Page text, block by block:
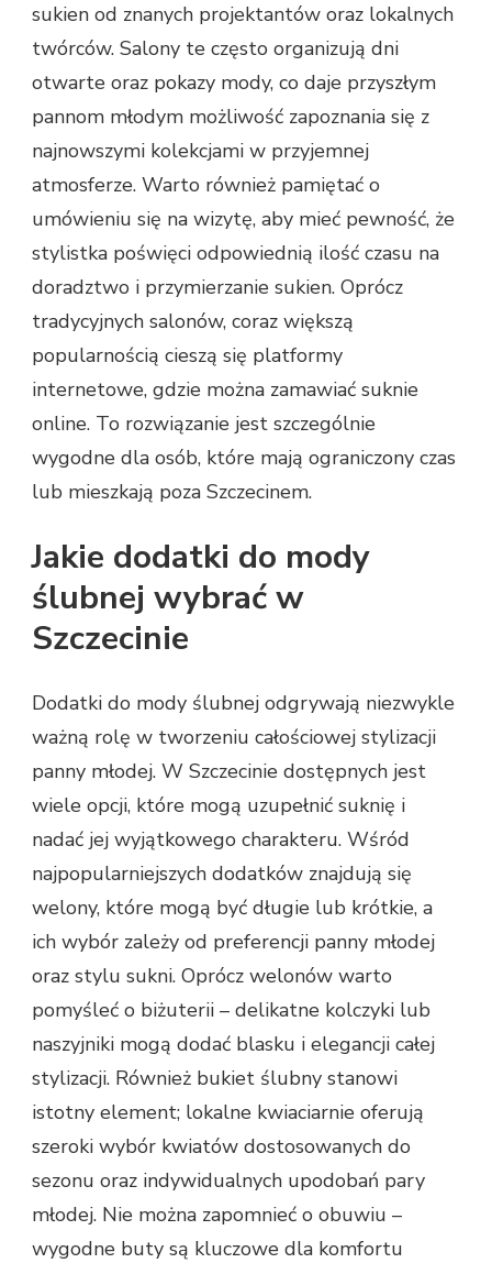
sukien od znanych projektantów oraz lokalnych
twórców. Salony te często organizują dni
otwarte oraz pokazy mody, co daje przyszłym
pannom młodym możliwość zapoznania się z
najnowszymi kolekcjami w przyjemnej
atmosferze. Warto również pamiętać o
umówieniu się na wizytę, aby mieć pewność, że
stylistka poświęci odpowiednią ilość czasu na
doradztwo i przymierzanie sukien. Oprócz
tradycyjnych salonów, coraz większą
popularnością cieszą się platformy
internetowe, gdzie można zamawiać suknie
online. To rozwiązanie jest szczególnie
wygodne dla osób, które mają ograniczony czas
lub mieszkają poza Szczecinem.
Jakie dodatki do mody
ślubnej wybrać w
Szczecinie
Dodatki do mody ślubnej odgrywają niezwykle
ważną rolę w tworzeniu całościowej stylizacji
panny młodej. W Szczecinie dostępnych jest
wiele opcji, które mogą uzupełnić suknię i
nadać jej wyjątkowego charakteru. Wśród
najpopularniejszych dodatków znajdują się
welony, które mogą być długie lub krótkie, a
ich wybór zależy od preferencji panny młodej
oraz stylu sukni. Oprócz welonów warto
pomyśleć o biżuterii – delikatne kolczyki lub
naszyjniki mogą dodać blasku i elegancji całej
stylizacji. Również bukiet ślubny stanowi
istotny element; lokalne kwiaciarnie oferują
szeroki wybór kwiatów dostosowanych do
sezonu oraz indywidualnych upodobań pary
młodej. Nie można zapomnieć o obuwiu –
wygodne buty są kluczowe dla komfortu